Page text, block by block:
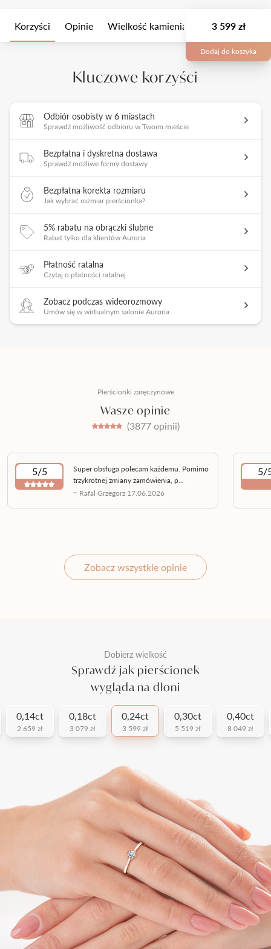
Korzyści Opinie Wielkość kamienia Opis
3 599 zł
Dodaj do koszyka
Kluczowe korzyści
Odbiór osobisty w 6 miastach
Sprawdź możliwość odbioru w Twoim mieście
Bezpłatna i dyskretna dostawa
Sprawdź możliwe formy dostawy
Bezpłatna korekta rozmiaru
Jak wybrać rozmiar pierścionka?
5% rabatu na obrączki ślubne
Rabat tylko dla klientów Auroria
Płatność ratalna
Czytaj o płatności ratalnej
Zobacz podczas wideorozmowy
Umów się w wirtualnym salonie Auroria
Pierścionki zaręczynowe
Wasze opinie
(3877 opinii)
5/5
Super obsługa polecam każdemu. Pomimo
trzykrotnej zmiany zamówienia, p...
~ Rafal Grzegorz 17.06.2026
5/
Zobacz wszystkie opinie
Dobierz wielkość
Sprawdź jak pierścionek
wygląda na dłoni
0,14ct
2 659 zł
0,18ct
3 079 zł
0,24ct
3 599 zł
0,30ct
5 519 zł
0,40ct
8 049 zł